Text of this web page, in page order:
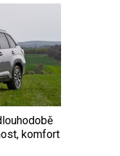
komfort